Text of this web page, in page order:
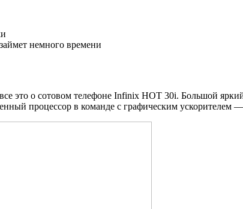
немного времени
это о сотовом телефоне Infinix HOT 30i. Большой
процессор в команде с графическим